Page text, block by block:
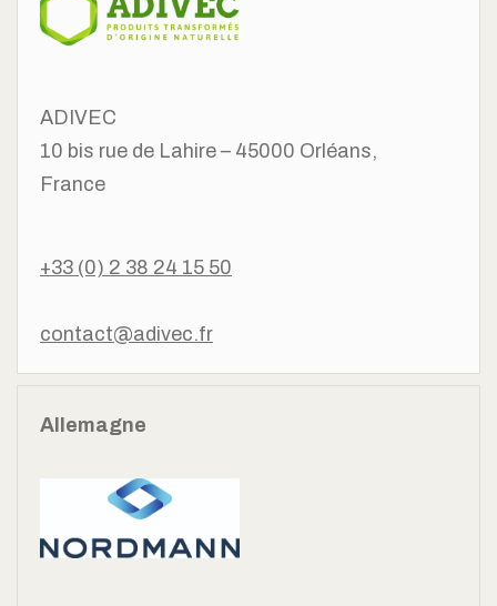
ADIVEC
10 bis rue de Lahire – 45000 Orléans,
France
+33 (0) 2 38 24 15 50
contact@adivec.fr
Allemagne